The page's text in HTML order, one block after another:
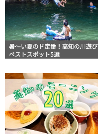
暑～い夏のド定番！高知の川遊び
ベストスポット5選